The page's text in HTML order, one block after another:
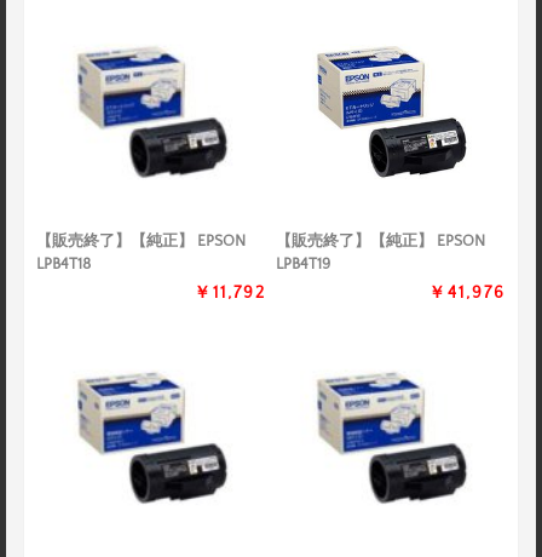
【販売終了】【純正】 EPSON
LPB4T18
￥11,792
【販売終了】【純正】 EPSON
LPB4T19
￥41,976